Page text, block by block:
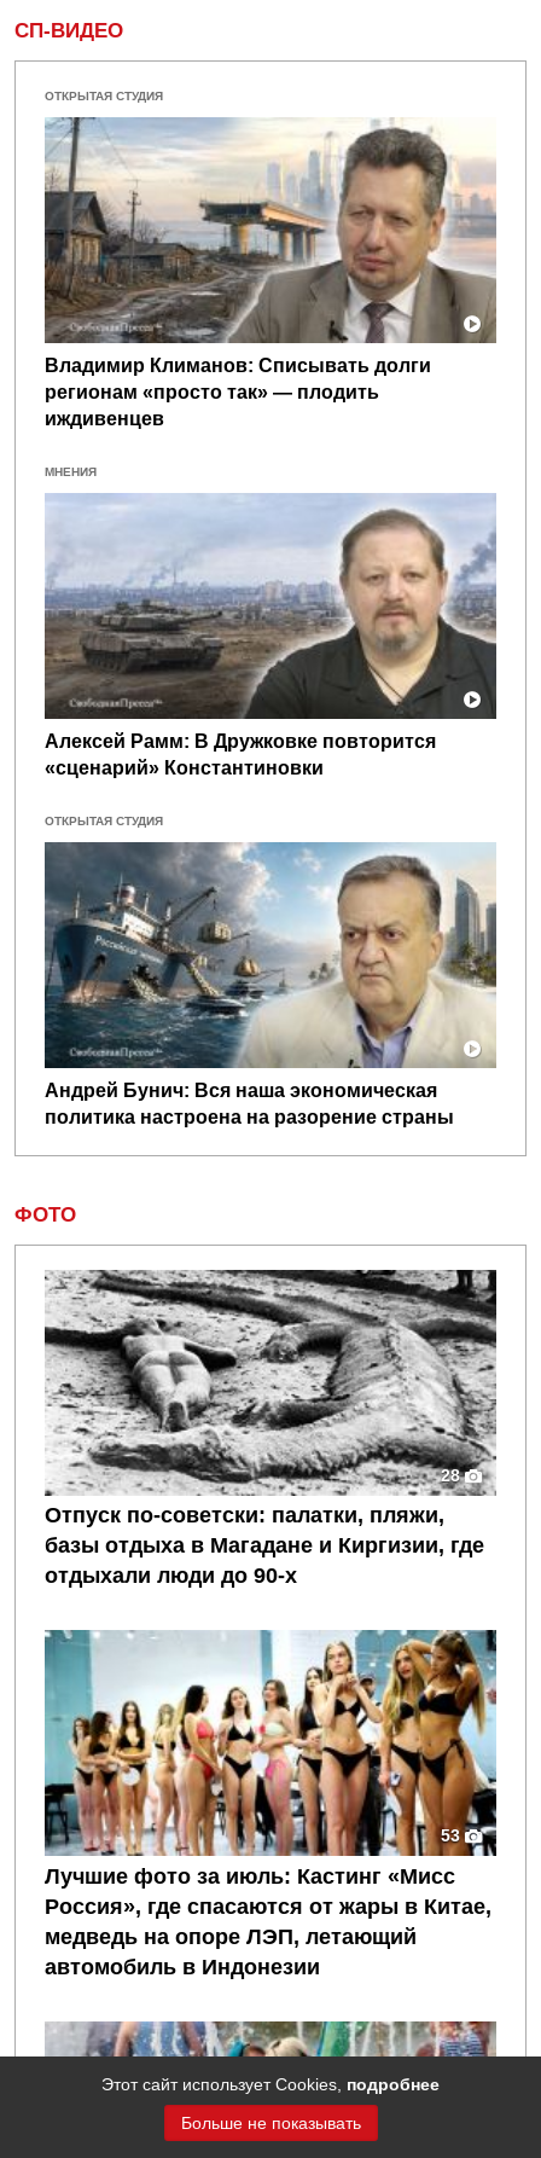
СП-ВИДЕО
ОТКРЫТАЯ СТУДИЯ
Владимир Климанов: Списывать долги
регионам «просто так» — плодить
иждивенцев
МНЕНИЯ
Алексей Рамм: В Дружковке повторится
«сценарий» Константиновки
ОТКРЫТАЯ СТУДИЯ
Андрей Бунич: Вся наша экономическая
политика настроена на разорение страны
ФОТО
28
Отпуск по‑советски: палатки, пляжи,
базы отдыха в Магадане и Киргизии, где
отдыхали люди до 90-х
53
Лучшие фото за июль: Кастинг «Мисс
Россия», где спасаются от жары в Китае,
медведь на опоре ЛЭП, летающий
автомобиль в Индонезии
Этот сайт использует Cookies, подробнее
Больше не показывать